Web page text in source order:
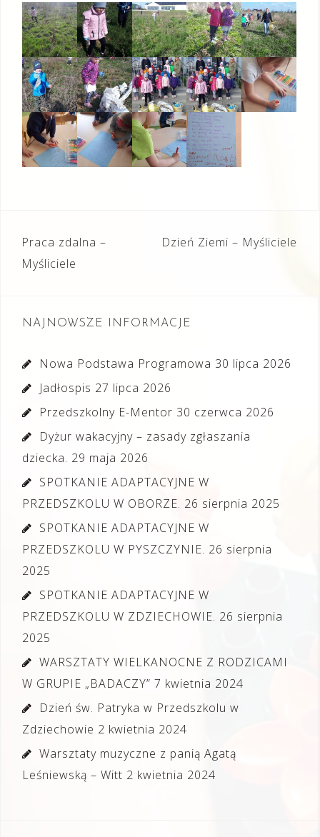
Nawigacja
wpisu
Praca zdalna –
Myśliciele
Dzień Ziemi – Myśliciele
NAJNOWSZE INFORMACJE
Nowa Podstawa Programowa 30 lipca 2026
Jadłospis 27 lipca 2026
Przedszkolny E-Mentor 30 czerwca 2026
Dyżur wakacyjny – zasady zgłaszania
dziecka. 29 maja 2026
SPOTKANIE ADAPTACYJNE W
PRZEDSZKOLU W OBORZE. 26 sierpnia 2025
SPOTKANIE ADAPTACYJNE W
PRZEDSZKOLU W PYSZCZYNIE. 26 sierpnia
2025
SPOTKANIE ADAPTACYJNE W
PRZEDSZKOLU W ZDZIECHOWIE. 26 sierpnia
2025
WARSZTATY WIELKANOCNE Z RODZICAMI
W GRUPIE „BADACZY” 7 kwietnia 2024
Dzień św. Patryka w Przedszkolu w
Zdziechowie 2 kwietnia 2024
Warsztaty muzyczne z panią Agatą
Leśniewską – Witt 2 kwietnia 2024